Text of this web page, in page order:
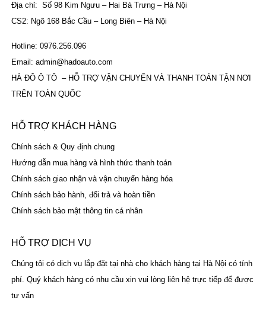
Địa chỉ: Số 98 Kim Ngưu – Hai Bà Trưng – Hà Nội
CS2: Ngõ 168 Bắc Cầu – Long Biên – Hà Nội
Hotline: 0976.256.096
Email: admin@hadoauto.com
HÀ ĐÔ Ô TÔ – HỖ TRỢ VẬN CHUYỂN VÀ THANH TOÁN TẬN NƠI
TRÊN TOÀN QUỐC
HỖ TRỢ KHÁCH HÀNG
Chính sách & Quy định chung
Hướng dẫn mua hàng và hình thức thanh toán
Chính sách giao nhận và vận chuyển hàng hóa
Chính sách bảo hành, đổi trả và hoàn tiền
Chính sách bảo mật thông tin cá nhân
HỖ TRỢ DỊCH VỤ
Chúng tôi có dịch vụ lắp đặt tại nhà cho khách hàng tại Hà Nội có tính
phí. Quý khách hàng có nhu cầu xin vui lòng liên hệ trực tiếp để được
tư vấn